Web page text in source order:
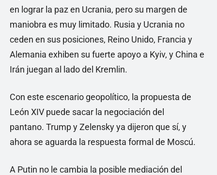
en lograr la paz en Ucrania, pero su margen de
maniobra es muy limitado. Rusia y Ucrania no
ceden en sus posiciones, Reino Unido, Francia y
Alemania exhiben su fuerte apoyo a Kyiv, y China e
Irán juegan al lado del Kremlin.
Con este escenario geopolítico, la propuesta de
León XIV puede sacar la negociación del
pantano. Trump y Zelensky ya dijeron que sí, y
ahora se aguarda la respuesta formal de Moscú.
A Putin no le cambia la posible mediación del